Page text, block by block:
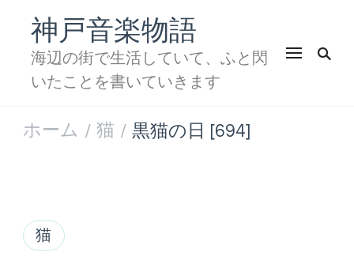
神戸音楽物語
海辺の街で生活していて、ふと閃
いたことを書いていきます
ホーム / 猫 / 黒猫の日 [694]
猫